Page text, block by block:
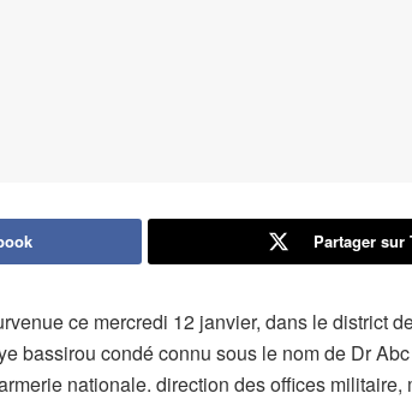
Partager sur
ce mercredi 12 janvier, dans le district
bassirou condé connu sous le nom de Dr
nationale. direction des offices militaire,